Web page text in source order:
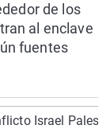
de los
al enclave
fuentes
Israel